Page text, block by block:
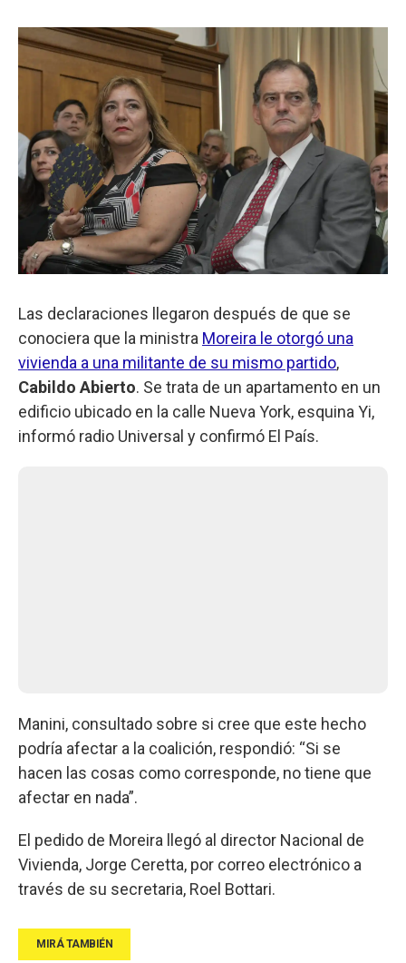
Las declaraciones llegaron después de que se
conociera que la ministra Moreira le otorgó una
vivienda a una militante de su mismo partido,
Cabildo Abierto. Se trata de un apartamento en un
edificio ubicado en la calle Nueva York, esquina Yi,
informó radio Universal y confirmó El País.
Manini, consultado sobre si cree que este hecho
podría afectar a la coalición, respondió: “Si se
hacen las cosas como corresponde, no tiene que
afectar en nada”.
El pedido de Moreira llegó al director Nacional de
Vivienda, Jorge Ceretta, por correo electrónico a
través de su secretaria, Roel Bottari.